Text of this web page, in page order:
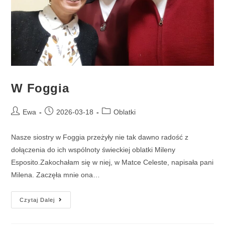
W Foggia
Ewa 2026-03-18 Oblatki
Nasze siostry w Foggia przeżyły nie tak dawno radość z
dołączenia do ich wspólnoty świeckiej oblatki Mileny
Esposito.Zakochałam się w niej, w Matce Celeste, napisała pani
Milena. Zaczęła mnie ona…
Czytaj Dalej